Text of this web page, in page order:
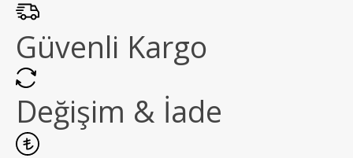
Güvenli Kargo
Değişim & İade